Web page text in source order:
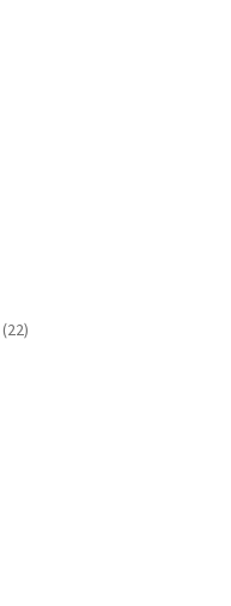
2222